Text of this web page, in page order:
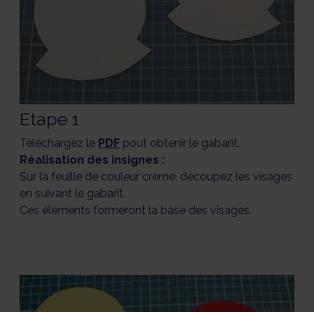
Etape 1
Téléchargez le PDF pout obtenir le gabarit.
Réalisation des insignes :
Sur la feuille de couleur crème, découpez les visages
en suivant le gabarit.
Ces éléments formeront la base des visages.